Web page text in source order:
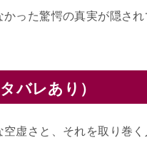
った驚愕の真実が隠され
バレあり）
虚さと、それを取り巻